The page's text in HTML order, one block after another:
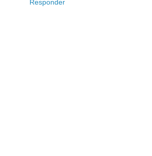
Responder